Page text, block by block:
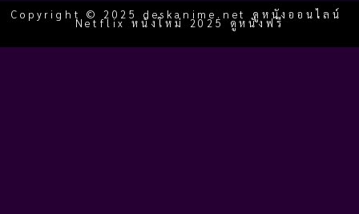
Copyright © 2025 deskanime.net ดูหนังออนไลน์
Netflix หนังใหม่ 2025 ดูหนังฟรี